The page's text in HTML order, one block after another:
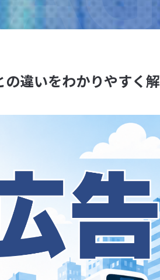
違いをわかりやすく